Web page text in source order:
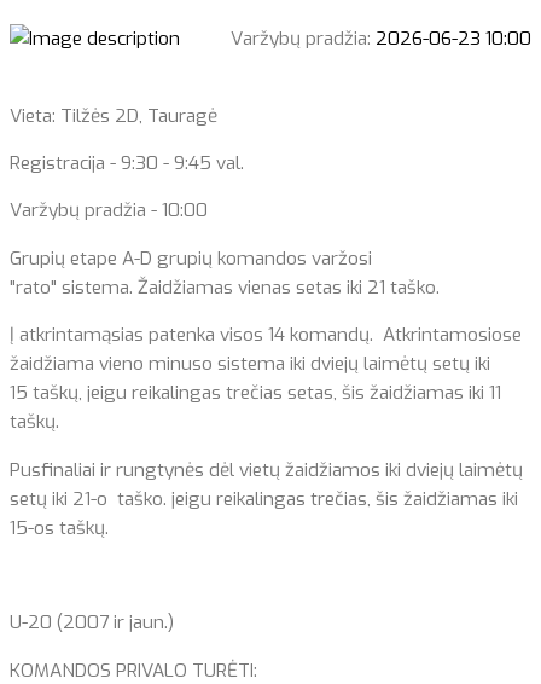
Varžybų pradžia: 2026-06-23 10:00
Vieta: Tilžės 2D, Tauragė
Registracija - 9:30 - 9:45 val.
Varžybų pradžia - 10:00
Grupių etape A-D grupių komandos varžosi
"rato" sistema. Žaidžiamas vienas setas iki 21 taško.
Į atkrintamąsias patenka visos 14 komandų. Atkrintamosiose
žaidžiama vieno minuso sistema iki dviejų laimėtų setų iki
15 taškų, jeigu reikalingas trečias setas, šis žaidžiamas iki 11
taškų.
Pusfinaliai ir rungtynės dėl vietų žaidžiamos iki dviejų laimėtų
setų iki 21-o taško. jeigu reikalingas trečias, šis žaidžiamas iki
15-os taškų.
U-20 (2007 ir jaun.)
KOMANDOS PRIVALO TURĖTI: